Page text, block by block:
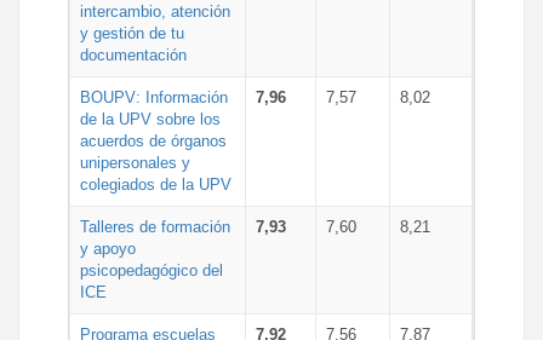
intercambio, atención
y gestión de tu
documentación
BOUPV: Información
de la UPV sobre los
acuerdos de órganos
unipersonales y
colegiados de la UPV
7,96 7,57 8,02
Talleres de formación
y apoyo
psicopedagógico del
ICE
7,93 7,60 8,21
Programa escuelas
7,92 7,56 7,87